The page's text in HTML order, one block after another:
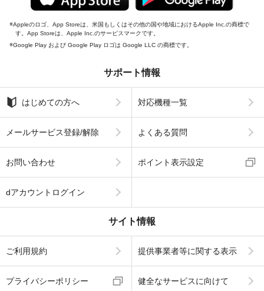
Appleのロゴ、App Storeは、米国もしくはその他の国や地域におけるApple Inc.の商標で
す。App Storeは、Apple Inc.のサービスマークです。
Google Play および Google Play ロゴは Google LLC の商標です。
サポート情報
はじめての方へ 対応機種一覧
メールサービス登録/解除 よくある質問
お問い合わせ ポイント表示設定
dアカウントログイン
サイト情報
ご利用規約 提供事業者等に関する表示
プライバシーポリシー 健全なサービスに向けて